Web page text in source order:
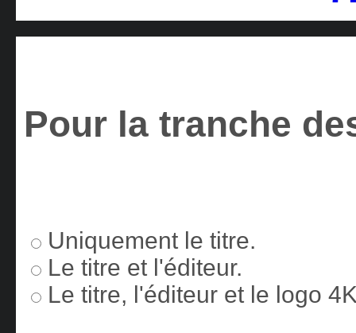
Pour la tranche
Uniquement le titre.
Le titre et l'éditeur.
Le titre, l'éditeur et le logo